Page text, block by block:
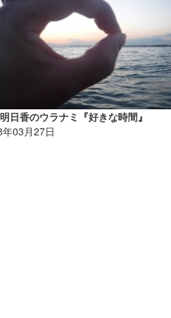
日香のウラナミ『好きな時間』
03月27日